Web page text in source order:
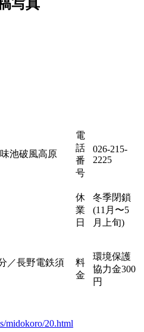
写真
池破風高原
電
話
番
号
026-215-
2225
休
業
日
冬季閉鎖
(11月〜5
月上旬)
／長野電鉄須
料
金
環境保護
協力金300
円
midokoro/20.html